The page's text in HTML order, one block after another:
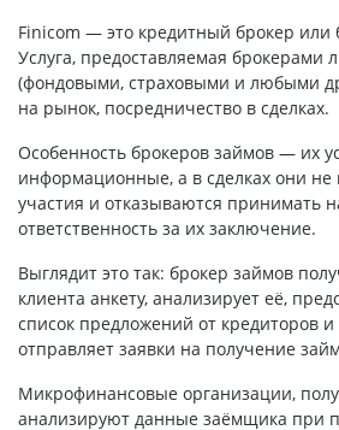
Finicom — это кредитный брокер или
Услуга, предоставляемая брокерами
(фондовыми, страховыми и любыми
на рынок, посредничество в сделках.
Особенность брокеров займов — их
информационные, а в сделках они
участия и отказываются принимать
ответственность за их заключение.
Выглядит это так: брокер займов
клиента анкету, анализирует её,
список предложений от кредиторов
отправляет заявки на получение
Микрофинансовые организации,
анализируют данные заёмщика при